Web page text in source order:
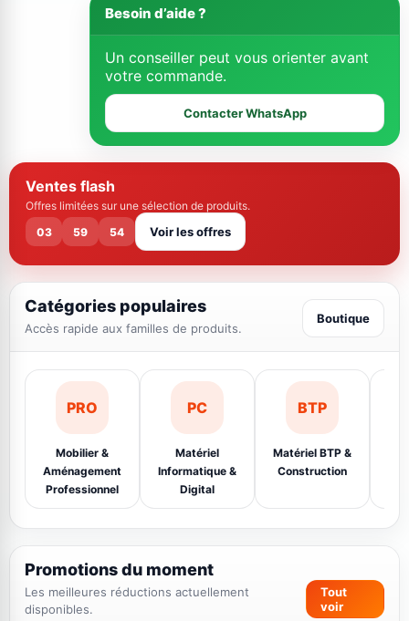
Besoin d’aide ?
Un conseiller peut vous orienter avant
votre commande.
Contacter WhatsApp
Ventes flash
Offres limitées sur une sélection de produits.
03
59 54 Voir les offres
Catégories populaires
Accès rapide aux familles de produits.
Boutique
PRO
Mobilier &
Aménagement
Professionnel
PC
Matériel
Informatique &
Digital
BTP
Matériel BTP &
Construction
Promotions du moment
Les meilleures réductions actuellement
disponibles.
Tout
voir